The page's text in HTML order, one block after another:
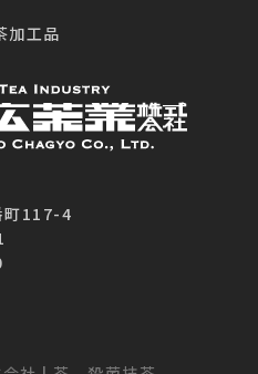
加工品
町117-4